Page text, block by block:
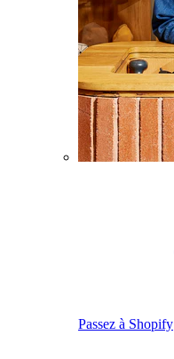
Passez à Shopify